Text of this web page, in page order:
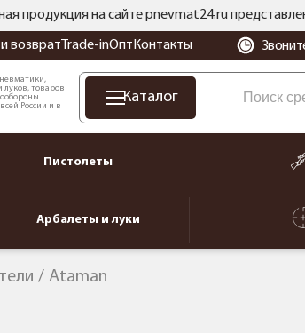
продукция на сайте pnevmat24.ru
и возврат Trade-inОпт Контакты
луков, товаров
России и в
Каталог
Пистолеты
Арбалеты и луки
Ataman